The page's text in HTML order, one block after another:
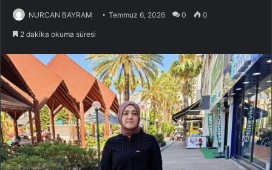
NURCAN BAYRAM Temmuz 6, 2026 0 0
2 dakika okuma süresi